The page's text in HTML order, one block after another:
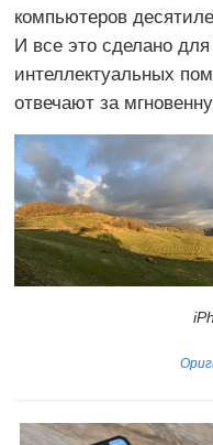
компьютеров
И все это сделано
интеллектуальных
отвечают за